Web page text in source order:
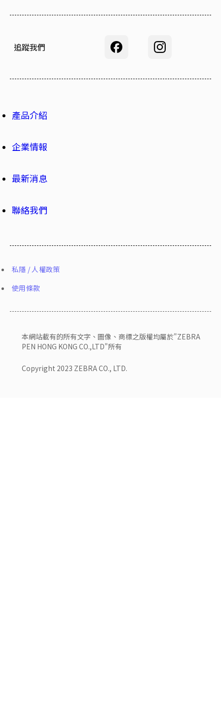
產品介紹
企業情報
最新消息
聯絡我們
追蹤我們
本網站載有的所有文字、圖像、商標之版權均屬於"ZEBRA
PEN HONG KONG CO.,LTD"所有
Copyright 2023 ZEBRA CO., LTD.
私隱 / 人權政策
使用條款